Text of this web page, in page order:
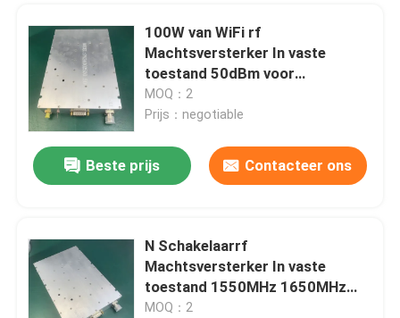
100W van WiFi rf
Machtsversterker In vaste
toestand 50dBm voor
Hommelstoorzender
MOQ：2
Prijs：negotiable
Beste prijs Contacteer ons
N Schakelaarrf
Machtsversterker In vaste
toestand 1550MHz 1650MHz
gelijkstroom 28V
MOQ：2